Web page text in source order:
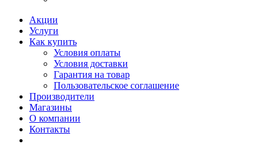
Акции
Услуги
Как купить
Условия оплаты
Условия доставки
Гарантия на товар
Пользовательское соглашение
Производители
Магазины
О компании
Контакты